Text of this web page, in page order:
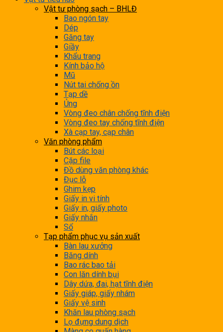
Vật tư phòng sạch – BHLĐ
Bao ngón tay
Dép
Găng tay
Giầy
Khẩu trang
Kính bảo hộ
Mũ
Nút tai chống ồn
Tạp dề
Ủng
Vòng đeo chân chống tĩnh điện
Vòng đeo tay chống tĩnh điện
Xà cạp tay, cạp chân
Văn phòng phẩm
Bút các loại
Cặp file
Đồ dùng văn phòng khác
Đục lỗ
Ghim kẹp
Giấy in vi tính
Giấy in, giấy photo
Giấy nhắn
Sổ
Tạp phẩm phục vụ sản xuất
Bàn lau xưởng
Băng dính
Bao rác bao tải
Con lăn dính bụi
Dây dứa, đai, hạt tĩnh điện
Giấy giáp, giấy nhám
Giấy vệ sinh
Khăn lau phòng sạch
Lọ đựng dung dịch